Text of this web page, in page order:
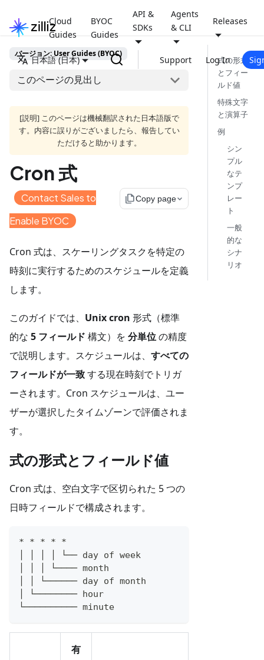
Cloud
Guides
BYOC
Guides
API &
SDKs
Agents
& CLI
Releases
日本語 (日本) Support Log In
バージョン: User Guides (BYOC)
このページの見出し
[説明] このページは機械翻訳された日本語版で
す。内容に誤りがございましたら、報告してい
ただけると助かります。
Cron 式
Contact Sales to
Enable BYOC
file_copyCopy page
Cron 式は、スケーリングタスクを特定の
時刻に実行するためのスケジュールを定義
します。
このガイドでは、 Unix cron 形式（標準
的な 5 フィールド 構文）を 分単位の精度
で説明します。スケジュールは、 すべての
フィールドが一致する現在時刻でトリガ
ーされます。Cron スケジュールは、ユー
ザーが選択したタイムゾーンで評価されま
す。
式の形式とフィールド値
Cron 式は、空白文字で区切られた 5 つの
日時フィールドで構成されます。
* * * * *
│ │ │ │ └── day of week
│ │ │ └──── month
│ │ └────── day of month
│ └──────── hour
└────────── minute
有
式の形式
とフィー
ルド値
特殊文字
と演算子
例
シン
プル
なテ
ンプ
レー
ト
一般
的な
シナ
リオ